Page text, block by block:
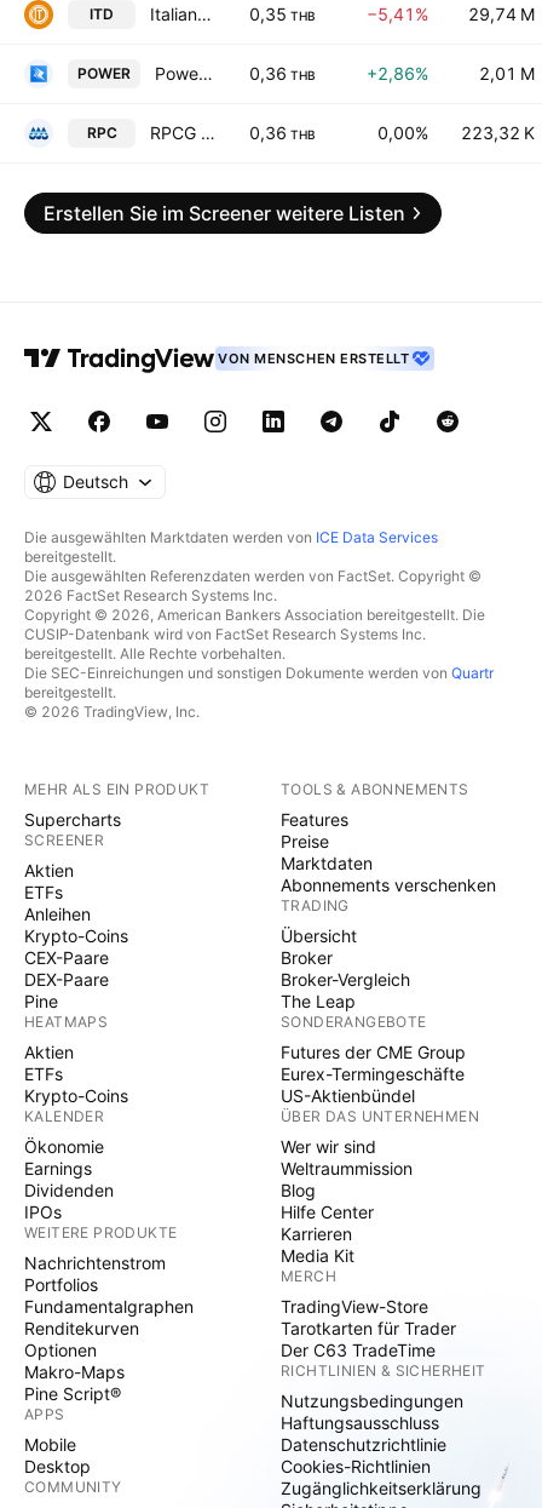
ITD Italian-Thai Development Public Co., Ltd. 0,35 THB −5,41% 29,74 M
POWER Power Solution Technologies Public Co. Ltd. 0,36 THB +2,86% 2,01 M
RPC RPCG Public Co., Ltd. 0,36 THB 0,00% 223,32 K
Erstellen Sie im Screener weitere Listen
VON MENSCHEN ERSTELLT
Deutsch
Die ausgewählten Marktdaten werden von ICE Data Services
bereitgestellt.
Die ausgewählten Referenzdaten werden von FactSet. Copyright ©
2026 FactSet Research Systems Inc.
Copyright © 2026, American Bankers Association bereitgestellt. Die
CUSIP-Datenbank wird von FactSet Research Systems Inc.
bereitgestellt. Alle Rechte vorbehalten.
Die SEC-Einreichungen und sonstigen Dokumente werden von Quartr
bereitgestellt.
© 2026 TradingView, Inc.
MEHR ALS EIN PRODUKT
Supercharts
SCREENER
Aktien
ETFs
Anleihen
Krypto-Coins
CEX-Paare
DEX-Paare
Pine
HEATMAPS
Aktien
ETFs
Krypto-Coins
KALENDER
Ökonomie
Earnings
Dividenden
IPOs
WEITERE PRODUKTE
Nachrichtenstrom
Portfolios
Fundamentalgraphen
Renditekurven
Optionen
Makro-Maps
Pine Script®
APPS
Mobile
Desktop
COMMUNITY
TOOLS & ABONNEMENTS
Features
Preise
Marktdaten
Abonnements verschenken
TRADING
Übersicht
Broker
Broker-Vergleich
The Leap
SONDERANGEBOTE
Futures der CME Group
Eurex-Termingeschäfte
US-Aktienbündel
ÜBER DAS UNTERNEHMEN
Wer wir sind
Weltraummission
Blog
Hilfe Center
Karrieren
Media Kit
MERCH
TradingView-Store
Tarotkarten für Trader
Der C63 TradeTime
RICHTLINIEN & SICHERHEIT
Nutzungsbedingungen
Haftungsausschluss
Datenschutzrichtlinie
Cookies-Richtlinien
Zugänglichkeitserklärung